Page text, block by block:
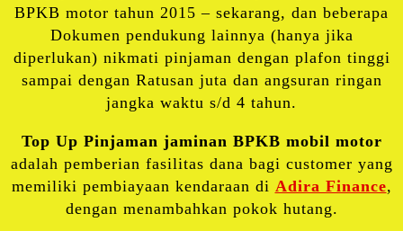
BPKB motor tahun 2015 – sekarang, dan beberapa
Dokumen pendukung lainnya (hanya jika
diperlukan) nikmati pinjaman dengan plafon tinggi
sampai dengan Ratusan juta dan angsuran ringan
jangka waktu s/d 4 tahun.
Top Up Pinjaman jaminan BPKB mobil motor
adalah pemberian fasilitas dana bagi customer yang
memiliki pembiayaan kendaraan di Adira Finance,
dengan menambahkan pokok hutang.